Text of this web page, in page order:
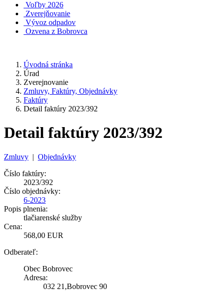
Voľby 2026
Zverejňovanie
Vývoz odpadov
Ozvena z Bobrovca
Úvodná stránka
Úrad
Zverejnovanie
Zmluvy, Faktúry, Objednávky
Faktúry
Detail faktúry 2023/392
Detail faktúry 2023/392
Zmluvy | Objednávky
Číslo faktúry:
2023/392
Číslo objednávky:
6-2023
Popis plnenia:
tlačiarenské služby
Cena:
568,00 EUR
Odberateľ:
Obec Bobrovec
Adresa:
032 21,Bobrovec 90